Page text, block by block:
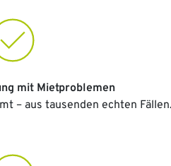
mit Mietproblemen
– aus tausenden echten